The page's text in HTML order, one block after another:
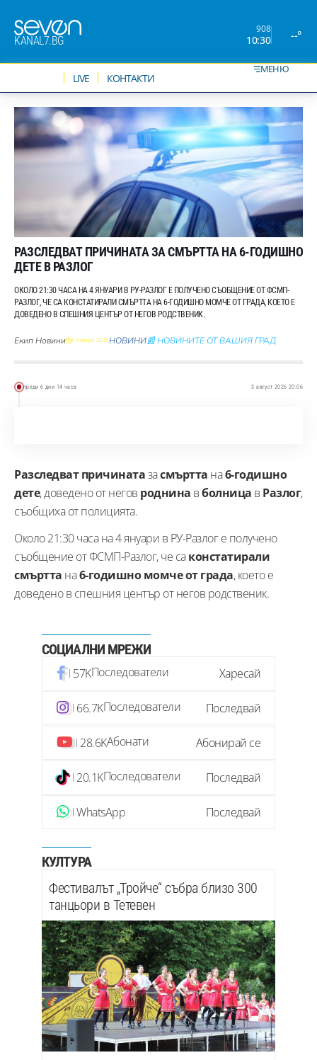
KANAL7.BG
908
10:30 --°
LIVE КОНТАКТИ
МЕНЮ
РАЗСЛЕДВАТ ПРИЧИНАТА ЗА СМЪРТТА НА 6-ГОДИШНО
ДЕТЕ В РАЗЛОГ
ОКОЛО 21:30 ЧАСА НА 4 ЯНУАРИ В РУ-РАЗЛОГ Е ПОЛУЧЕНО СЪОБЩЕНИЕ ОТ ФСМП-
РАЗЛОГ, ЧЕ СА КОНСТАТИРАЛИ СМЪРТТА НА 6-ГОДИШНО МОМЧЕ ОТ ГРАДА, КОЕТО Е
ДОВЕДЕНО В СПЕШНИЯ ЦЕНТЪР ОТ НЕГОВ РОДСТВЕНИК.
Екип Новини 6 януари 2025НОВИНИ📰 НОВИНИТЕ ОТ ВАШИЯ ГРАД
преди 6 дни 14 часа 3 август 2026 20:06
Разследват причинатазасмъртта на6-годишно
дете, доведено от негов роднина вболница в Разлог,
съобщиха от полицията.
Около 21:30 часа на 4 януари в РУ-Разлог е получено
съобщение от ФСМП-Разлог, че саконстатирали
смъртта на6-годишно момче от града, което е
доведено в спешния център от негов родственик.
СОЦИАЛНИ МРЕЖИ
57KПоследователи Харесай
66.7KПоследователи Последвай
28.6KАбонати Абонирай се
20.1KПоследователи Последвай
WhatsApp Последвай
КУЛТУРА
Фестивалът „Тройче“ събра близо 300
танцьори в Тетевен